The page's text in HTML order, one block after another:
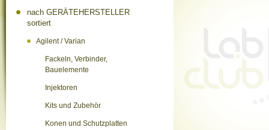
nach GERÄTEHERSTELLER
sortiert
Agilent / Varian
Fackeln, Verbinder,
Bauelemente
Injektoren
Kits und Zubehör
Konen und Schutzplatten